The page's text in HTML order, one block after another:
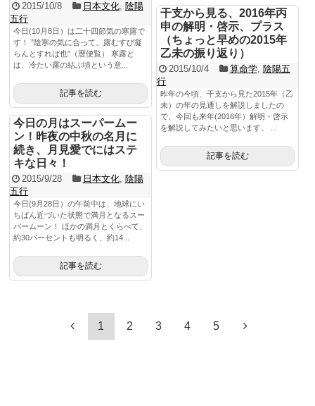
2015/10/8 日本文化, 陰陽
五行
今日(10月8日）は二十四節気の寒露で
す！ ”陰寒の気に合って、露むすび凝
らんとすれば也”（暦便覧） 寒露と
は、冷たい露の結ぶ頃という意...
記事を読む
干支から見る、2016年丙
申の解明・啓示、プラス
（ちょっと早めの2015年
乙未の振り返り）
2015/10/4 算命学, 陰陽五
行
昨年の今頃、干支から見た2015年（乙
未）の年の見通しを解説しましたの
で、今回も来年(2016年）解明・啓示
を解説してみたいと思います。 ...
記事を読む
今日の月はスーパームー
ン！昨夜の中秋の名月に
続き、月見愛でにはステ
キな日々！
2015/9/28 日本文化, 陰陽
五行
今日(9月28日）の午前中は、地球にい
ちばん近づいた状態で満月となるスー
パームーン！ ほかの満月とくらべて、
約30パーセントも明るく、約14...
記事を読む
1 2 3 4 5